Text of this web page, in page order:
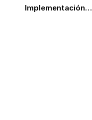
Implementación…